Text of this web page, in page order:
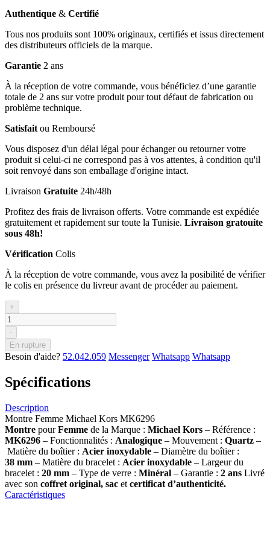
Authentique & Certifié
Tous nos produits sont 100% originaux, certifiés et issus directement
des distributeurs officiels de la marque.
Garantie 2 ans
À la réception de votre commande, vous bénéficiez d’une garantie
totale de 2 ans sur votre produit pour tout défaut de fabrication ou
problème technique.
Satisfait ou Remboursé
Vous disposez d'un délai légal pour échanger ou retourner votre
produit si celui-ci ne correspond pas à vos attentes, à condition qu'il
soit renvoyé dans son emballage d'origine intact.
Livraison Gratuite 24h/48h
Profitez des frais de livraison offerts. Votre commande est expédiée
gratuitement et rapidement sur toute la Tunisie. Livraison gratouite
sous 48h!
Vérification Colis
À la réception de votre commande, vous avez la posibilité de vérifier
le colis en présence du livreur avant de procéder au paiement.
+
-
En rupture
Besoin d'aide? 52.042.059 Messenger Whatsapp Whatsapp
Spécifications
Description
Montre Femme Michael Kors MK6296
Montre pourFemme de la Marque : Michael Kors – Référence :
MK6296 – Fonctionnalités : Analogique – Mouvement : Quartz –
Matière du boîtier : Acier inoxydable – Diamètre du boîtier :
38 mm – Matière du bracelet : Acier inoxydable – Largeur du
bracelet : 20 mm – Type de verre : Minéral – Garantie : 2 ans Livré
avec son coffret original, sac et certificat d’authenticité.
Caractéristiques